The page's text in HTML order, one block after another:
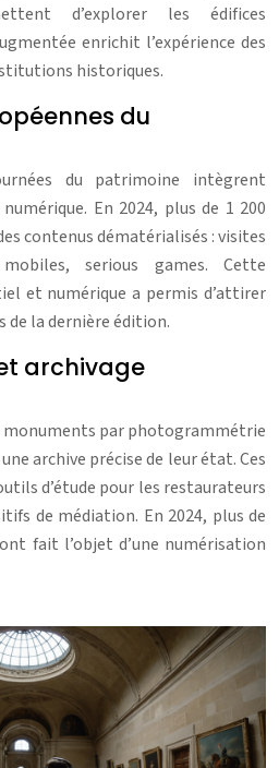
d’explorer les édifices
enrichit l’expérience des
historiques.
du
du patrimoine intègrent
En 2024, plus de 1 200
contenus dématérialisés : visites
serious games. Cette
et numérique a permis d’attirer
de la dernière édition.
archivage
monuments par photogrammétrie
archive précise de leur état. Ces
d’étude pour les restaurateurs
de médiation. En 2024, plus de
fait l’objet d’une numérisation